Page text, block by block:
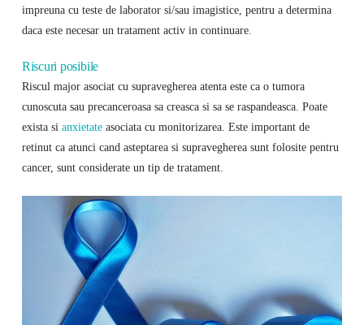
impreuna cu teste de laborator si/sau imagistice, pentru a determina
daca este necesar un tratament activ in continuare.
Riscuri posibile
Riscul major asociat cu supravegherea atenta este ca o tumora
cunoscuta sau precanceroasa sa creasca si sa se raspandeasca. Poate
exista si anxietateasociata cu monitorizarea. Este important de
retinut ca atunci cand asteptarea si supravegherea sunt folosite pentru
cancer, sunt considerate un tip de tratament.